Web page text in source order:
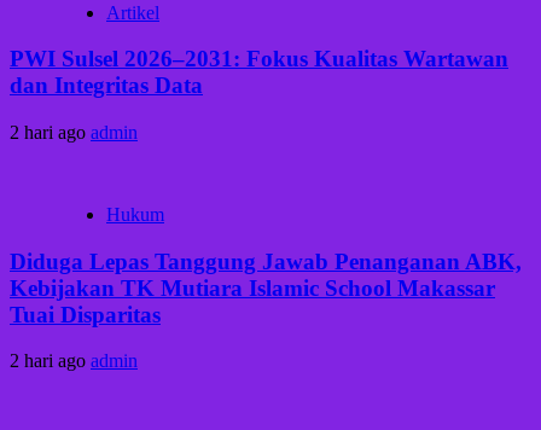
Artikel
PWI Sulsel 2026–2031: Fokus Kualitas Wartawan
dan Integritas Data
2 hari ago admin
Hukum
Diduga Lepas Tanggung Jawab Penanganan ABK,
Kebijakan TK Mutiara Islamic School Makassar
Tuai Disparitas
2 hari ago admin